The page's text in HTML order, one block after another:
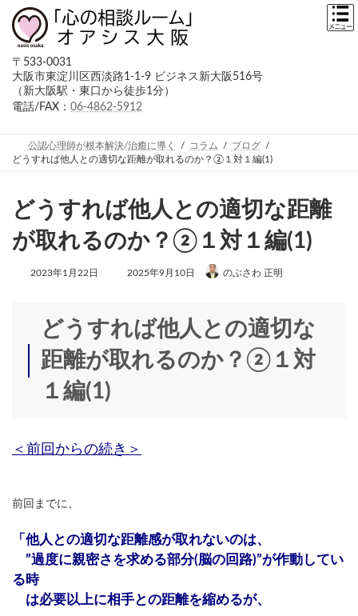
〒533-0031
大阪市東淀川区西淡路1-1-9 ビジネス新大阪516号
（新大阪駅・東口から徒歩1分）
電話/FAX： 06-4862-5912
公認心理師が根本解決/治癒に導く コラム
ブログ
どうすれば他人との適切な距離が取れるのか？②１対１編(1)
どうすれば他人との適切な距離
が取れるのか？②１対１編(1)
2023年1月22日
最
日
時
2025年9月10日 のぶさわ 正明
どうすれば他人との適切な
距離が取れるのか？②１対
１編(1)
＜前回からの続き＞
前回までに、
「他人との適切な距離感が取れないのは、
”過度に親密さを求める部分(脳の回路)”が作動してい
る時
は必要以上に相手との距離を縮めるが、